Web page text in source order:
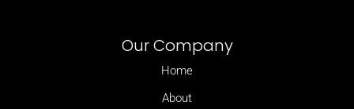
Our Company
Home
About